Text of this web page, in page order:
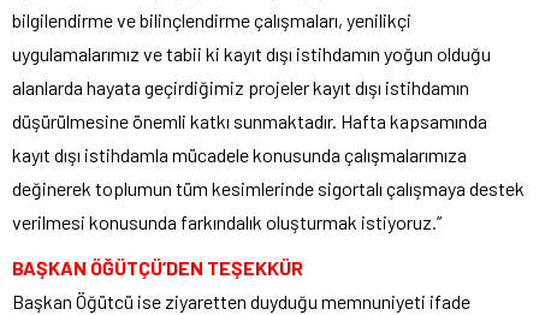
bilgilendirme ve bilinçlendirme çalışmaları, yenilikçi
uygulamalarımız ve tabii ki kayıt dışı istihdamın yoğun olduğu
alanlarda hayata geçirdiğimiz projeler kayıt dışı istihdamın
düşürülmesine önemli katkı sunmaktadır. Hafta kapsamında
kayıt dışı istihdamla mücadele konusunda çalışmalarımıza
değinerek toplumun tüm kesimlerinde sigortalı çalışmaya destek
verilmesi konusunda farkındalık oluşturmak istiyoruz.”
BAŞKAN ÖĞÜTÇÜ’DEN TEŞEKKÜR
Başkan Öğütcü ise ziyaretten duyduğu memnuniyeti ifade